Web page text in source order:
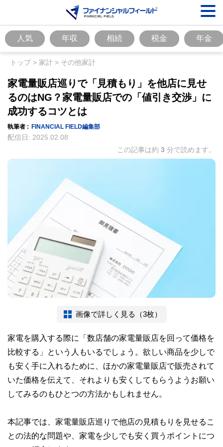
人気 年収 相続 税金 年金
トップ> 家計 > その他家計
家電量販店巡りで「見積もり」を他店に見せ
るのはNG？家電量販店での「値引き交渉」に
成功するコツとは
執筆者 : FINANCIAL FIELD編集部
配信日: 2025.02.08
この記事は約 3 分で読めます。
画像で詳しく見る（3枚）
家電を購入する際に「数店舗の家電量販店を回って価格を
比較する」という人もいるでしょう。欲しい商品を少しで
も安く手に入れるために、ほかの家電量販店で販売されて
いた価格を伝えて、それよりも安くしてもらうようお願い
してみるのもひとつの方法かもしれません。
本記事では、家電量販店巡りで他店の見積もりを見せるこ
との法的な問題や、家電を少しでも安く買うポイントにつ